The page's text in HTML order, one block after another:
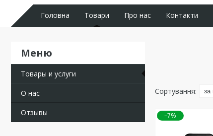
Головна Товари Про нас Контакти
Товары и услуги
О нас
Отзывы –7%